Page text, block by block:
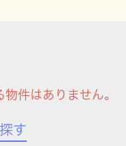
件はありません。
す